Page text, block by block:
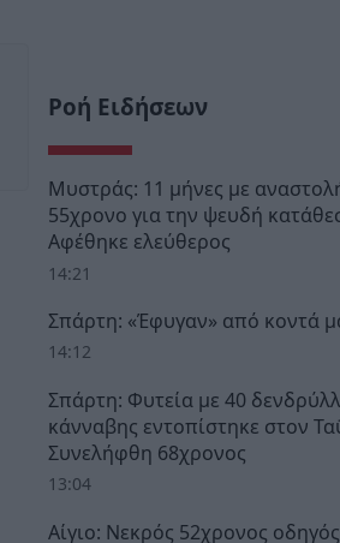
Ροή Ειδήσεων
Μυστράς: 11 μήνες με
55χρονο για την ψευδή
Αφέθηκε ελεύθερος
14:21
Σπάρτη: «Έφυγαν» από κοντά
14:12
Σπάρτη: Φυτεία με 40
κάνναβης εντοπίστηκε στον
Συνελήφθη 68χρονος
13:04
Αίγιο: Νεκρός 52χρονος οδηγός